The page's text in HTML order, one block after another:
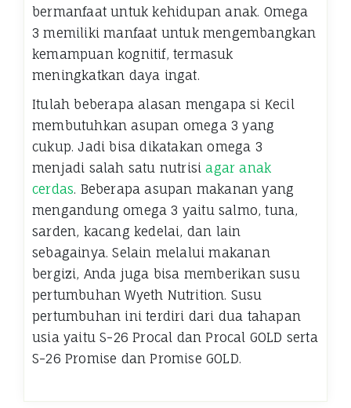
bermanfaat untuk kehidupan anak. Omega
3 memiliki manfaat untuk mengembangkan
kemampuan kognitif, termasuk
meningkatkan daya ingat.
Itulah beberapa alasan mengapa si Kecil
membutuhkan asupan omega 3 yang
cukup. Jadi bisa dikatakan omega 3
menjadi salah satu nutrisiagar anak
cerdas. Beberapa asupan makanan yang
mengandung omega 3 yaitu salmo, tuna,
sarden, kacang kedelai, dan lain
sebagainya. Selain melalui makanan
bergizi, Anda juga bisa memberikan susu
pertumbuhan Wyeth Nutrition. Susu
pertumbuhan ini terdiri dari dua tahapan
usia yaitu S-26 Procal dan Procal GOLD serta
S-26 Promise dan Promise GOLD.